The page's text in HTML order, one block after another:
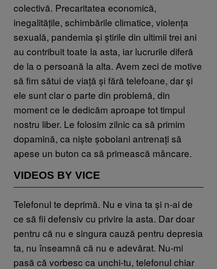
colectivă. Precaritatea economică,
inegalitățile, schimbările climatice, violența
sexuală, pandemia și știrile din ultimii trei ani
au contribuit toate la asta, iar lucrurile diferă
de la o persoană la alta. Avem zeci de motive
să fim sătui de viață și fără telefoane, dar și
ele sunt clar o parte din problemă, din
moment ce le dedicăm aproape tot timpul
nostru liber. Le folosim zilnic ca să primim
dopamină, ca niște șobolani antrenați să
apese un buton ca să primească mâncare.
VIDEOS BY VICE
Telefonul te deprimă. Nu e vina ta și n-ai de
ce să fii defensiv cu privire la asta. Dar doar
pentru că nu e singura cauză pentru depresia
ta, nu înseamnă că nu e adevărat. Nu-mi
pasă că vorbesc ca unchi-tu, telefonul chiar